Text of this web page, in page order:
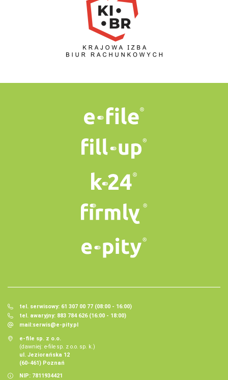
tel. serwisowy: 61 307 00 77 (08:00 - 16:00)
tel. awaryjny: 883 784 626 (16:00 - 18:00)
mail:serwis@e-pity.pl
e-file sp. z o.o.
(dawniej: e-file sp. z o.o. sp. k.)
ul. Jeziorańska 12
(60-461) Poznań
NIP: 7811934421